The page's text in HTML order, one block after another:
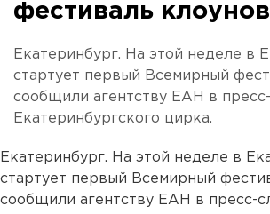
фестиваль клоунов
Екатеринбург. На этой неделе в
стартует первый Всемирный
сообщили агентству ЕАН в
Екатеринбургского цирка.
Екатеринбург. На этой неделе в
стартует первый Всемирный
сообщили агентству ЕАН в пресс-